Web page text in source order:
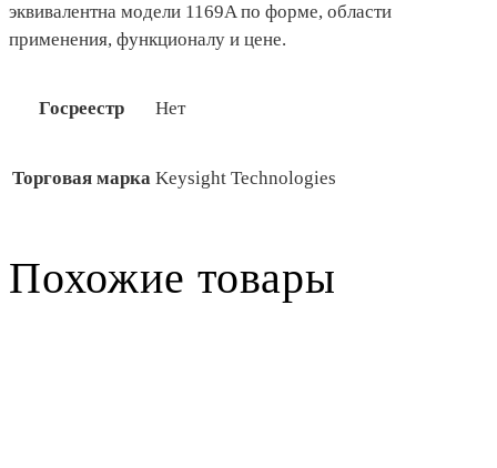
эквивалентна модели 1169A по форме, области
применения, функционалу и цене.
Госреестр Нет
Торговая марка Keysight Technologies
Похожие товары